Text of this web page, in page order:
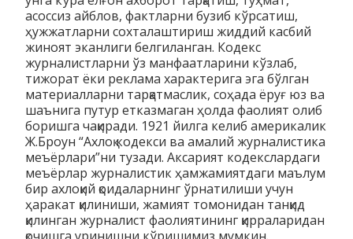
асоссиз айблов, фактларни бузиб кўрсатиш,
ҳужжатларни сохталаштириш жиддий касбий
жиноят эканлиги белгиланган. Кодекс
журналистларни ўз манфаатларини кўзлаб,
тижорат ёки реклама характерига эга бўлган
материалларни тарқатмаслик, соҳада ёруғ юз ва
шаънига путур етказмаган ҳолда фаолият олиб
боришга чақиради. 1921 йилга келиб америкалик
Ж.Броун “Ахлоқ кодекси ва амалий журналистика
меъёрлари”ни тузади. Аксарият кодекслардаги
меъёрлар журналистик ҳамжамиятдаги маълум
бир ахлоқий қоидаларнинг ўрнатилиши учун
ҳаракат қилиниши, жамият томонидан танқид
қилинган журналист фаолиятининг қирраларидан